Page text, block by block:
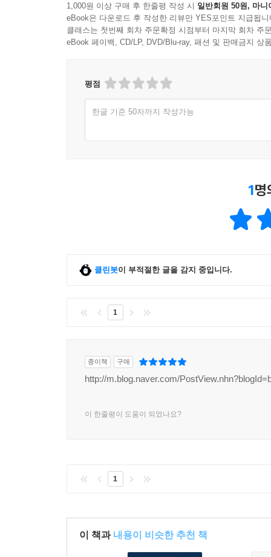
1,000원 이상 구매 후 한줄평 작성 시 일반회원 50원, 마니
eBook은 다운로드 후 작성한 리뷰만 YES포인트 지급됩니
클래스는 첫번째 회차 주문확정 시점부터 마지막 회차 주
eBook 페이백, CD/LP, DVD/Blu-ray, 패션 및 판매금지 상
평점
한글 기준 50자까지 작성가능
1명
클린봇이 부적절한 글을 감지 중입니다.
1
종이책 구매
http://m.blog.naver.com/
이 한줄평이 도움이 되었나요?
1
이 책과 내용이 비슷한 추천 책